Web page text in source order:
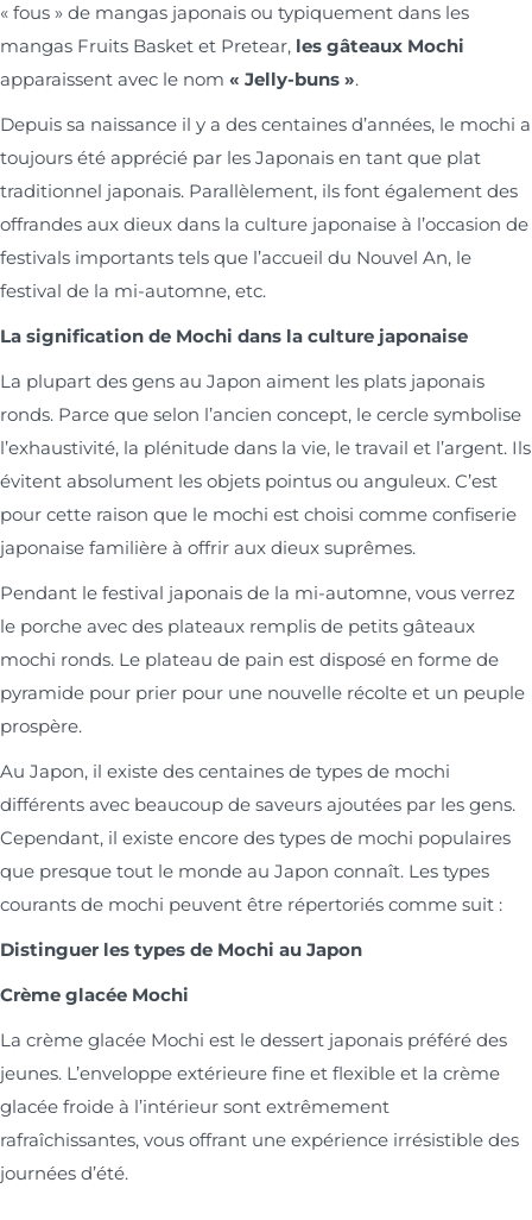
« fous » de mangas japonais ou typiquement dans les
mangas Fruits Basket et Pretear, les gâteaux Mochi
apparaissent avec le nom « Jelly-buns ».
Depuis sa naissance il y a des centaines d’années, le mochi a
toujours été apprécié par les Japonais en tant que plat
traditionnel japonais. Parallèlement, ils font également des
offrandes aux dieux dans la culture japonaise à l’occasion de
festivals importants tels que l’accueil du Nouvel An, le
festival de la mi-automne, etc.
La signification de Mochi dans la culture japonaise
La plupart des gens au Japon aiment les plats japonais
ronds. Parce que selon l’ancien concept, le cercle symbolise
l’exhaustivité, la plénitude dans la vie, le travail et l’argent. Ils
évitent absolument les objets pointus ou anguleux. C’est
pour cette raison que le mochi est choisi comme confiserie
japonaise familière à offrir aux dieux suprêmes.
Pendant le festival japonais de la mi-automne, vous verrez
le porche avec des plateaux remplis de petits gâteaux
mochi ronds. Le plateau de pain est disposé en forme de
pyramide pour prier pour une nouvelle récolte et un peuple
prospère.
Au Japon, il existe des centaines de types de mochi
différents avec beaucoup de saveurs ajoutées par les gens.
Cependant, il existe encore des types de mochi populaires
que presque tout le monde au Japon connaît. Les types
courants de mochi peuvent être répertoriés comme suit :
Distinguer les types de Mochi au Japon
Crème glacée Mochi
La crème glacée Mochi est le dessert japonais préféré des
jeunes. L’enveloppe extérieure fine et flexible et la crème
glacée froide à l’intérieur sont extrêmement
rafraîchissantes, vous offrant une expérience irrésistible des
journées d’été.